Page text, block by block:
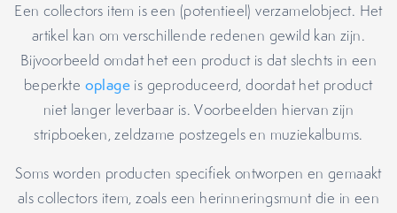
Een collectors item is een (potentieel) verzamelobject. Het
artikel kan om verschillende redenen gewild kan zijn.
Bijvoorbeeld omdat het een product is dat slechts in een
beperkte oplage is geproduceerd, doordat het product
niet langer leverbaar is. Voorbeelden hiervan zijn
stripboeken, zeldzame postzegels en muziekalbums.
Soms worden producten specifiek ontworpen en gemaakt
als collectors item, zoals een herinneringsmunt die in een